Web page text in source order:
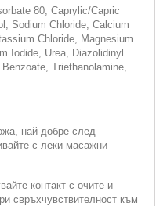
80, Caprylic/Capric
Sodium Chloride, Calcium
Chloride, Magnesium
Iodide, Urea, Diazolidinyl
Triethanolamine,
най-добре след
с леки масажни
контакт с очите и
свръхчувствителност към